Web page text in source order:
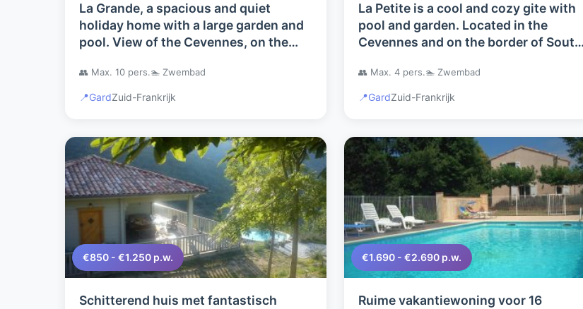
La Grande, a spacious and quiet
holiday home with a large garden and
pool. View of the Cevennes, on the
location.
👥 Max. 10 pers.🏊 Zwembad
📍GardZuid-Frankrijk
La Petite is a cool and cozy gite with
pool and garden. Located in the
Cevennes and on the border of South
👥 Max. 4 pers.🏊 Zwembad
📍GardZuid-Frankrijk
€850 - €1.250 p.w.
Schitterend huis met fantastisch
€1.690 - €2.690 p.w.
Ruime vakantiewoning voor 16